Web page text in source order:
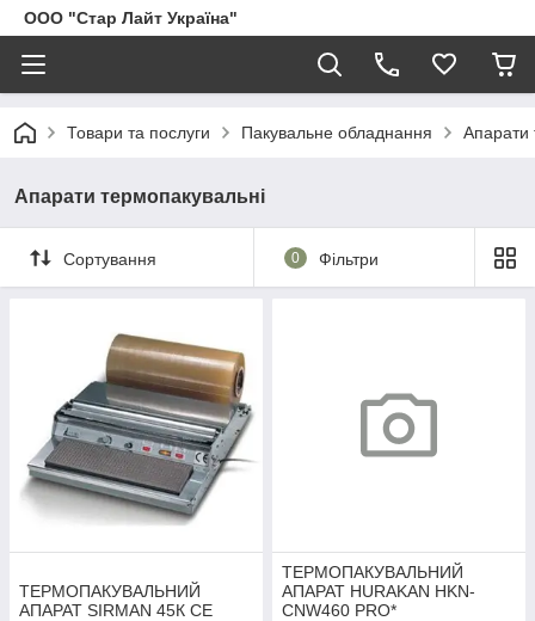
ООО "Стар Лайт Україна"
Товари та послуги Пакувальне обладнання Апарати
Апарати термопакувальні
Сортування 0 Фільтри
ТЕРМОПАКУВАЛЬНИЙ
АПАРАТ SIRMAN 45К СЕ
ТЕРМОПАКУВАЛЬНИЙ
АПАРАТ HURAKAN HKN-
CNW460 PRO*